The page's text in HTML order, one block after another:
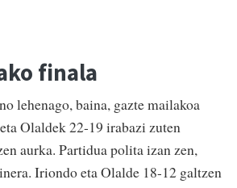
finala
lehenago, baina, gazte mailakoa
Olaldek 22-19 irabazi zuten
aurka. Partidua polita izan zen,
Iriondo eta Olalde 18-12 galtzen